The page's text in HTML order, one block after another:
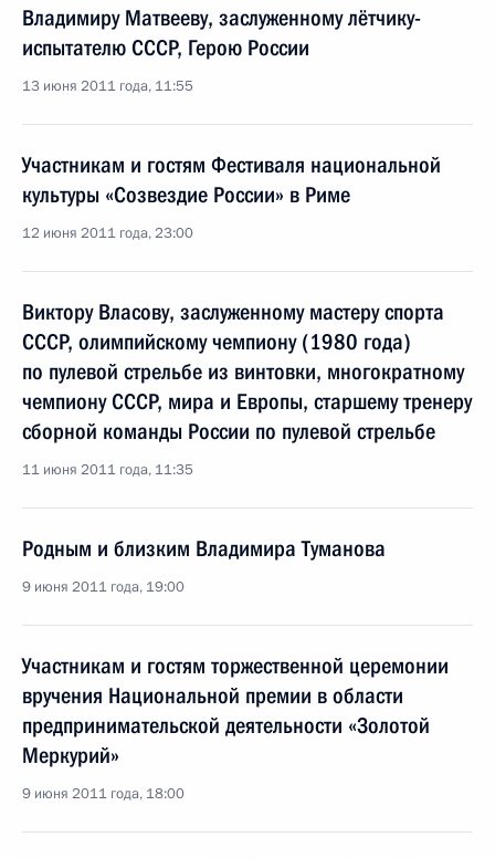
Владимиру Матвееву, заслуженному лётчику-
испытателю СССР, Герою России
13 июня 2011 года, 11:55
Участникам и гостям Фестиваля национальной
культуры «Созвездие России» в Риме
12 июня 2011 года, 23:00
Виктору Власову, заслуженному мастеру спорта
СССР, олимпийскому чемпиону (1980 года)
по пулевой стрельбе из винтовки, многократному
чемпиону СССР, мира и Европы, старшему тренеру
сборной команды России по пулевой стрельбе
11 июня 2011 года, 11:35
Родным и близким Владимира Туманова
9 июня 2011 года, 19:00
Участникам и гостям торжественной церемонии
вручения Национальной премии в области
предпринимательской деятельности «Золотой
Меркурий»
9 июня 2011 года, 18:00